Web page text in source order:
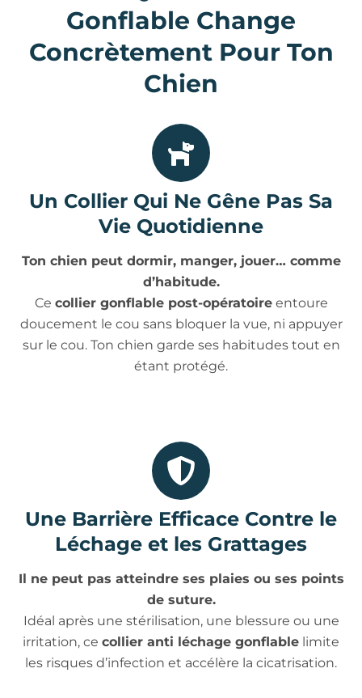
Gonflable Change
Concrètement Pour Ton
Chien
Un Collier Qui Ne Gêne Pas Sa
Vie Quotidienne
Ton chien peut dormir, manger, jouer… comme
d’habitude.
Ce collier gonflable post-opératoireentoure
doucement le cou sans bloquer la vue, ni appuyer
sur le cou. Ton chien garde ses habitudes tout en
étant protégé.
Une Barrière Efficace Contre le
Léchage et les Grattages
Il ne peut pas atteindre ses plaies ou ses points
de suture.
Idéal après une stérilisation, une blessure ou une
irritation, ce collier anti léchage gonflable limite
les risques d’infection et accélère la cicatrisation.